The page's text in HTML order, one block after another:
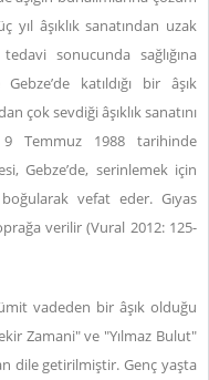
yıl âşıklık sanatından uzak
sonucunda sağlığına
katıldığı bir âşık
çok sevdiği âşıklık sanatını
Temmuz 1988 tarihinde
Gebze’de, serinlemek için
vefat eder. Gıyas
verilir (Vural 2012: 125-
vadeden bir âşık olduğu
Zamani" ve "Yılmaz Bulut"
dile getirilmiştir. Genç yaşta